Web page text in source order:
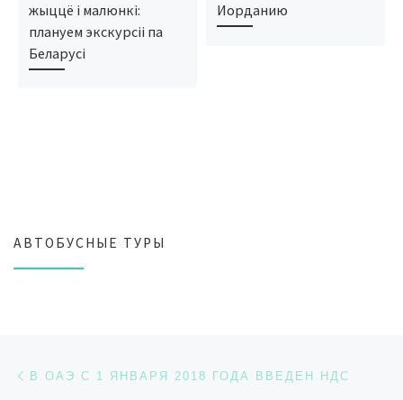
жыццё і малюнкі:
плануем экскурсіі па
Беларусі
Иорданию
АВТОБУСНЫЕ ТУРЫ
Навигация по записям
В ОАЭ С 1 ЯНВАРЯ 2018 ГОДА ВВЕДЕН НДС